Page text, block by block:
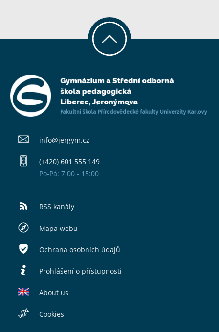
info@​jergym.cz
(+420) 601 555 149
Po-Pá: 7:00 - 15:00
RSS kanály
Mapa webu
Ochrana osobních údajů
Prohlášení o přístupnosti
About us
Cookies